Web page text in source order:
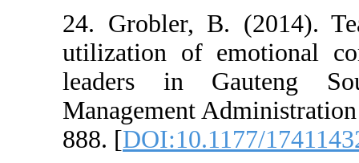
24. Grobler, B.
utilization of
leaders in
Management
888. [